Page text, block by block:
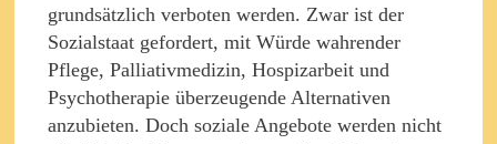
grundsätzlich verboten werden. Zwar ist der
Sozialstaat gefordert, mit Würde wahrender
Pflege, Palliativmedizin, Hospizarbeit und
Psychotherapie überzeugende Alternativen
anzubieten. Doch soziale Angebote werden nicht